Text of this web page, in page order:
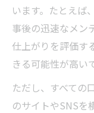
います。たとえば
事後の迅速なメン
仕上がりを評価す
きる可能性が高い
ただし、すべての
のサイトやSNSを